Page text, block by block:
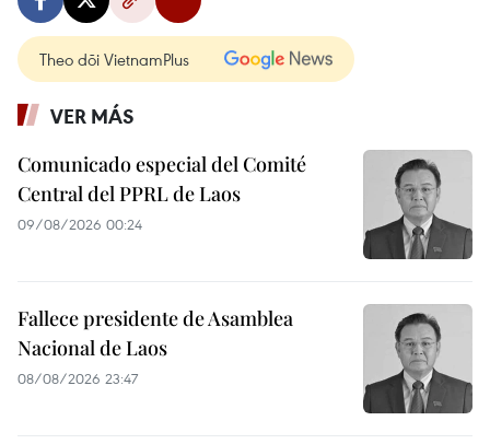
Theo dõi VietnamPlus
VER MÁS
Comunicado especial del Comité
Central del PPRL de Laos
09/08/2026 00:24
Fallece presidente de Asamblea
Nacional de Laos
08/08/2026 23:47